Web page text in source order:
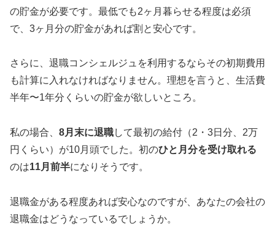
の貯金が必要です。最低でも2ヶ月暮らせる程度は必須
で、3ヶ月分の貯金があれば割と安心です。
さらに、退職コンシェルジュを利用するならその初期費用
も計算に入れなければなりません。理想を言うと、生活費
半年〜1年分くらいの貯金が欲しいところ。
私の場合、 8月末に退職して最初の給付（2・3日分、2万
円くらい）が10月頭でした。初のひと月分を受け取れる
のは11月前半になりそうです。
退職金がある程度あれば安心なのですが、あなたの会社の
退職金はどうなっているでしょうか。